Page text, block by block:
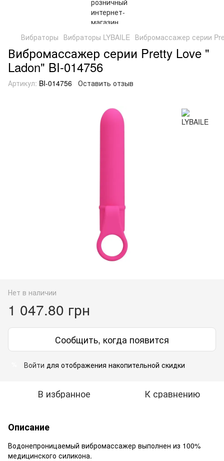
Вибраторы Вибраторы LYBAILE Вибромассажер серии
Вибромассажер серии Pretty Love "
Ladon" BI-014756
Артикул: BI-014756 Оставить отзыв
Нет в наличии
1 047.80 грн
Сообщить, когда появится
Войти для отображения накопительной скидки
В избранное К сравнению
Описание
Водонепроницаемый вибромассажер выполнен из 100%
медицинского силикона.